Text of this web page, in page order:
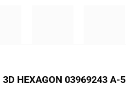
HEXAGON 03969243